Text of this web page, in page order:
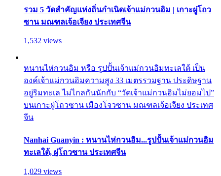
รวม 5 วัดสำคัญแห่งถิ่นกำเนิดเจ้าแม่กวนอิม | เกาะผู่โถว
ซาน มณฑลเจ้อเจียง ประเทศจีน
1,532 views
หนานไห่กวนอิม หรือ รูปปั้นเจ้าแม่กวนอิมทะเลใต้ เป็น
องค์เจ้าแม่กวนอิมความสูง 33 เมตรรวมฐาน ประดิษฐาน
อยู่ริมทะเล ไม่ไกลกันนักกับ “วัดเจ้าแม่กวนอิมไม่ยอมไป”
บนเกาะผู่โถวซาน เมืองโจวซาน มณฑลเจ้อเจียง ประเทศ
จีน
Nanhai Guanyin : หนานไห่กวนอิม...รูปปั้นเจ้าแม่กวนอิม
ทะเลใต้, ผู่โถวซาน ประเทศจีน
1,029 views